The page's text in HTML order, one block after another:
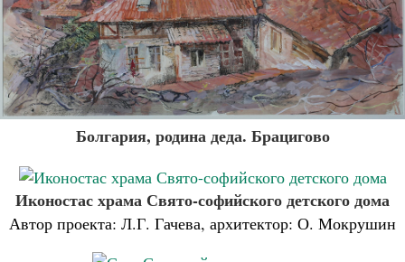
Болгария, родина деда. Брацигово
Иконостас храма Свято-софийского детского дома
Автор проекта: Л.Г. Гачева, архитектор: О. Мокрушин